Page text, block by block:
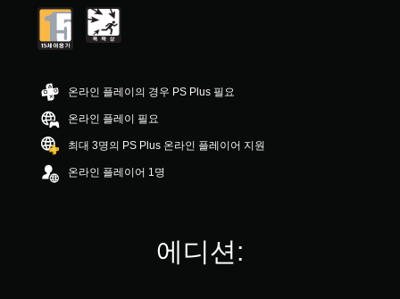
터
개
평
3
온라인 플레이의 경우 PS Plus 필요
온라인 플레이 필요
최대 3명의 PS Plus 온라인 플레이어 지원
온라인 플레이어 1명
에디션: